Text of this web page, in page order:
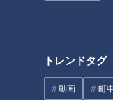
トレンドタグ
動画 町
ほぼ愛知・安城市の愛
ド『和泉長そうめん』
きます！【チャント！】